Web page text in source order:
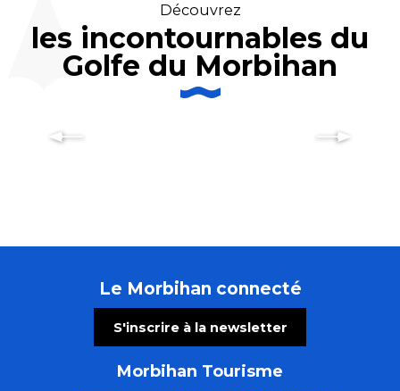
Découvrez
les incontournables du
Golfe du Morbihan
Le marché de Vannes : vivez une
expérience sensorielle et humaine
Le Morbihan connecté
S'inscrire à la newsletter
Morbihan Tourisme